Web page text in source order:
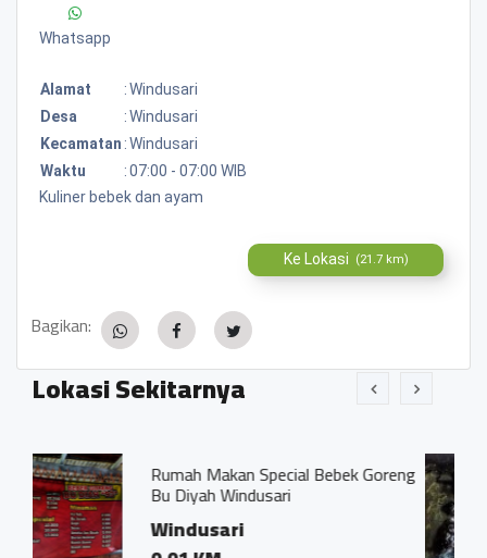
Whatsapp
Alamat :Windusari
Desa
:Windusari
Kecamatan :Windusari
Waktu
:07:00 - 07:00 WIB
Kuliner bebek dan ayam
Ke Lokasi (21.7 km)
Bagikan:
Lokasi Sekitarnya
Special Bebek Goreng
Windusari
Mata Air Belon
, Candi
0.58 KM